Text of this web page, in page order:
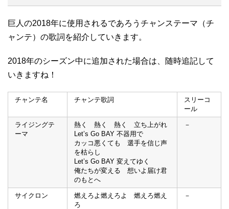
巨人の2018年に使用されるであろうチャンステーマ（チ
ャンテ）の歌詞を紹介していきます。
2018年のシーズン中に追加された場合は、随時追記して
いきますね！
チャンテ名 チャンテ歌詞
スリーコ
ール
ライジングテ
ーマ
熱く 熱く 熱く 立ち上がれ
Let’s Go BAY 不器用で
カッコ悪くても 選手を信じ声
を枯らし
Let’s Go BAY 変えてゆく
俺たちが変える 想いよ届け君
のもとへ
－
サイクロン
燃えろよ燃えろよ 燃えろ燃え
ろ
－